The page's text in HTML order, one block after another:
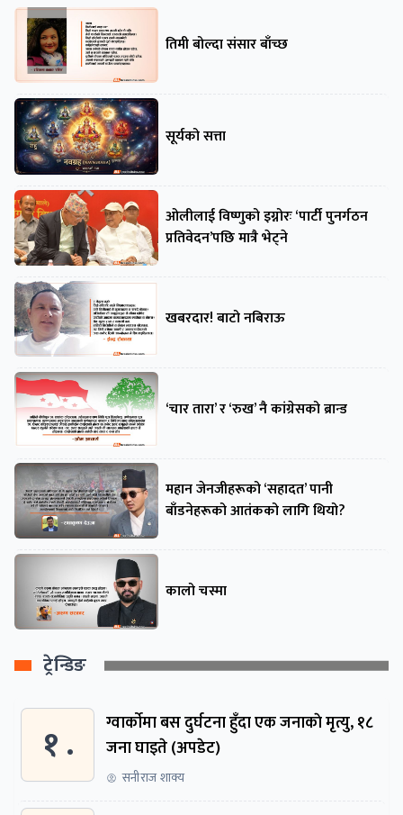
तिमी बोल्दा संसार बाँच्छ
सूर्यको सत्ता
ओलीलाई विष्णुको इग्नोरः ‘पार्टी पुनर्गठन
प्रतिवेदन’पछि मात्रै भेट्ने
खबरदार! बाटो नबिराऊ
‘चार तारा’ र ‘रुख’ नै कांग्रेसको ब्रान्ड
महान जेनजीहरूको ‘सहादत’ पानी
बाँडनेहरूको आतंकको लागि थियो?
कालो चस्मा
ट्रेन्डिङ
१ .
ग्वार्काेमा बस दुर्घटना हुँदा एक जनाकाे मृत्यु, १८
जना घाइते (अपडेट)
सनीराज शाक्य